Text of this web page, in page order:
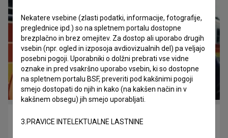
Varuh meje (2002)
Nekatere vsebine (zlasti podatki, informacije, fotografije,
preglednice ipd.) so na spletnem portalu dostopne
brezplačno in brez omejitev. Za dostop ali uporabo drugih
vsebin (npr. ogled in izposoja avdiovizualnih del) pa veljajo
posebni pogoji. Uporabniki o dolžni prebrati vse vidne
oznake in pred vsakršno uporabo vsebin, ki so dostopne
na spletnem portalu BSF, preveriti pod kakšnimi pogoji
smejo dostopati do njih in kako (na kakšen način in v
kakšnem obsegu) jih smejo uporabljati.
3.PRAVICE INTELEKTUALNE LASTNINE